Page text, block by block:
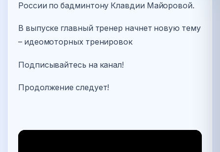
России по бадминтону Клавдии Майоровой.
В выпуске главный тренер начнет новую тему
– идеомоторных тренировок
Подписывайтесь на канал!
Продолжение следует!